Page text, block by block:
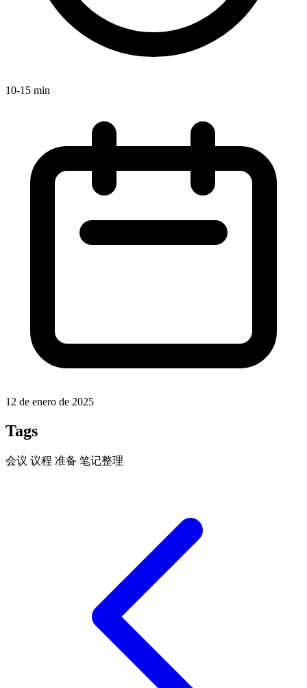
10-15 min
12 de enero de 2025
Tags
会议 议程 准备 笔记整理